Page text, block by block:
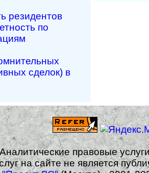
резиден­тов
по
сделок) в
правовые
на сайте не является